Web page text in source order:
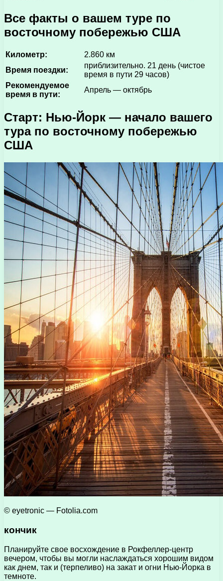
Все факты о вашем туре по
восточному побережью США
Километр:
2.860 км
Время поездки:
приблизительно. 21 день (чистое
время в пути 29 часов)
Рекомендуемое
время в пути:
Апрель — октябрь
Старт: Нью-Йорк — начало вашего
тура по восточному побережью
США
© eyetronic — Fotolia.com
кончик
Планируйте свое восхождение в Рокфеллер-центр
вечером, чтобы вы могли наслаждаться хорошим видом
как днем, так и (терпеливо) на закат и огни Нью-Йорка в
темноте.